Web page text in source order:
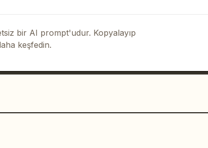
bir AI prompt'udur. Kopyalayıp
keşfedin.